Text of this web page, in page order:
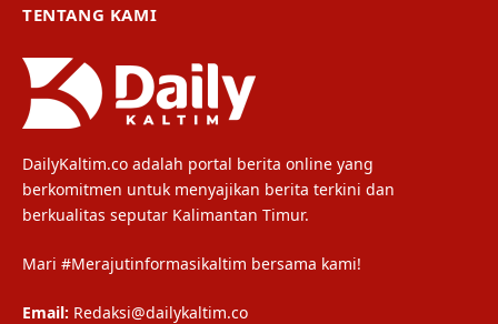
TENTANG KAMI
DailyKaltim.co adalah portal berita online yang
berkomitmen untuk menyajikan berita terkini dan
berkualitas seputar Kalimantan Timur.
Mari #Merajutinformasikaltim bersama kami!
Email: Redaksi@dailykaltim.co